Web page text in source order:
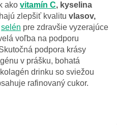
ako vitamín C, kyselina
zlepšiť kvalitu vlasov,
selén pre zdravšie vyzerajúce
voľba na podporu
podpora krásy
v prášku, bohatá
drinku so sviežou
rafinovaný cukor.